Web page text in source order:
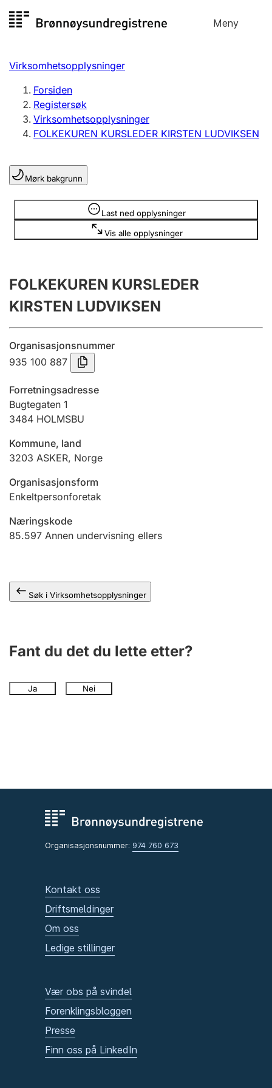
til
Meny
Registersøk
Aksjeselskap
Enkeltpersonforetak
Registrere, endre, slette
Lag og forening
Registrere, endre, slette
Årsregnskap
Innsending og forsinkelsesgebyr
Tinglysing
Jeger
Betaling og jegeravgiftskort
Ektepaktveileder
Offentlig sektor
Virksomhetsopplysninger
Forsiden
Registersøk
Virksomhetsopplysninger
FOLKEKUREN KURSLEDER KIRSTEN LUDVIKSEN
Mørk bakgrunn
Last ned opplysninger
Vis alle opplysninger
Opplysninger er skjult
FOLKEKUREN KURSLEDER
KIRSTEN LUDVIKSEN
Organisasjonsnummer
935 100 887
Forretningsadresse
Bugtegaten 1
3484 HOLMSBU
Kommune, land
3203 ASKER, Norge
Organisasjonsform
Enkeltpersonforetak
Næringskode
85.597 Annen undervisning ellers
Søk i Virksomhetsopplysninger
Fant du det du lette etter?
Ja Nei
Organisasjonsnummer: 974 760 673
Kontakt oss
Driftsmeldinger
Om oss
Ledige stillinger
Vær obs på svindel
Forenklingsbloggen
Presse
Finn oss på LinkedIn